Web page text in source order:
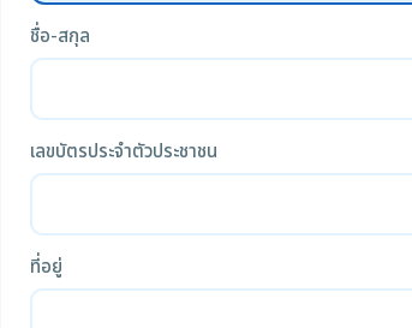
ชื่อ-สกุล
เลขบัตรประจำตัวประชาชน
ที่อยู่